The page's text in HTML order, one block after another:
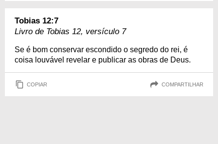
Tobias 12:7
Livro de Tobias 12, versículo 7
Se é bom conservar escondido o segredo do rei, é
coisa louvável revelar e publicar as obras de Deus.
COPIAR COMPARTILHAR